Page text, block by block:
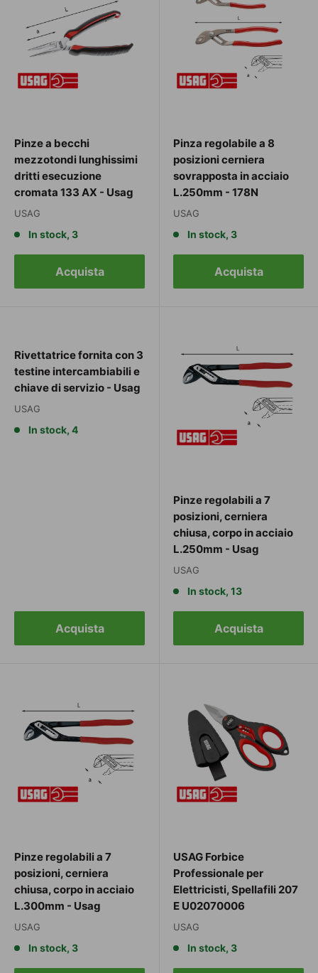
Pinze a becchi
mezzotondi lunghissimi
dritti esecuzione
cromata 133 AX - Usag
USAG
In stock, 3
Acquista
Pinza regolabile a 8
posizioni cerniera
sovrapposta in acciaio
L.250mm - 178N
USAG
In stock, 3
Acquista
Rivettatrice fornita con 3
testine intercambiabili e
chiave di servizio - Usag
USAG
In stock, 4
Acquista
Pinze regolabili a 7
posizioni, cerniera
chiusa, corpo in acciaio
L.250mm - Usag
USAG
In stock, 13
Acquista
Pinze regolabili a 7
posizioni, cerniera
chiusa, corpo in acciaio
L.300mm - Usag
USAG
In stock, 3
USAG Forbice
Professionale per
Elettricisti, Spellafili 207
E U02070006
USAG
In stock, 3